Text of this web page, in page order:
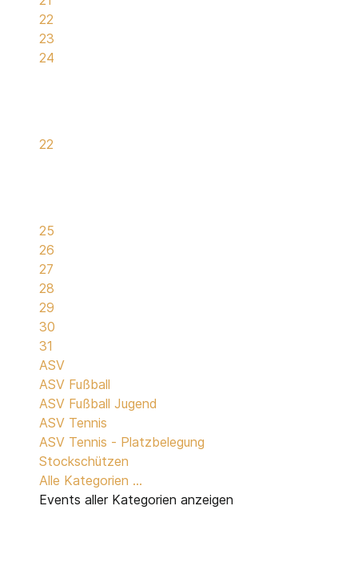
22
23
24
22
25
26
27
28
29
30
31
ASV
ASV Fußball
ASV Fußball Jugend
ASV Tennis
ASV Tennis - Platzbelegung
Stockschützen
Alle Kategorien ...
Events aller Kategorien anzeigen